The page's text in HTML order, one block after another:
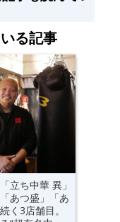
る記事
立ち中華 異」
あつ盛」「あ
く3店舗目。